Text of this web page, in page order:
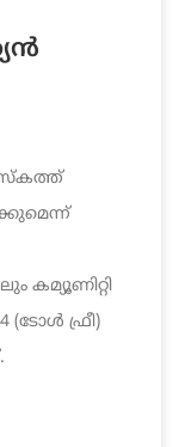
കമ്യൂണിറ്റി
ഫ്രീ)